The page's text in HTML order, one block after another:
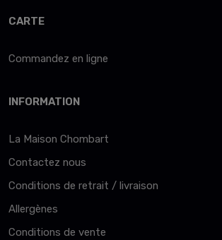
CARTE
Commandez en ligne
INFORMATION
La Maison Chombart
Contactez nous
Conditions de retrait / livraison
Allergènes
Conditions de vente